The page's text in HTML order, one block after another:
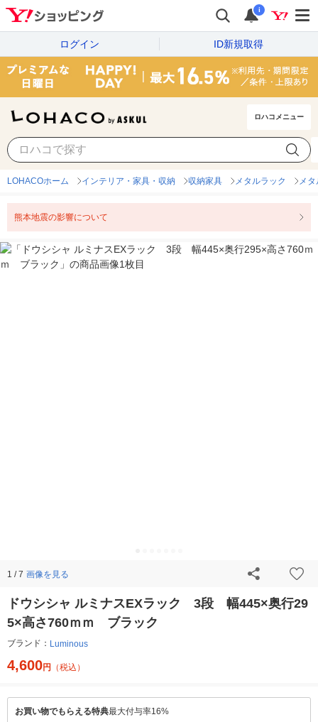
i
ログイン ID新規取得
ロハコメニュー
LOHACOホーム インテリア・家具・収納 収納家具 メタルラック メ
熊本地震の影響について
1 / 7 画像を見る
ドウシシャ ルミナスEXラック 3段 幅445×奥行29
5×高さ760ｍｍ ブラック
ブランド： Luminous
4,600円 （税込）
お買い物でもらえる特典最大付与率16%